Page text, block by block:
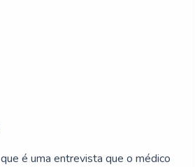
é uma entrevista que o médico